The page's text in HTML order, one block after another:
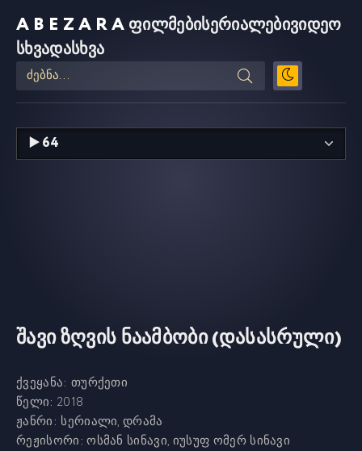
ABEZARA ფილმებისერიალებივიდეო
სხვადასხვა
შავი ზღვის ნაამბობი (დასასრული)
ქვეყანა: თურქეთი
წელი: 2018
ჟანრი: სერიალი, დრამა
რეჟისორი:ოსმან სინავი, იუსუფ ომერ სინავი